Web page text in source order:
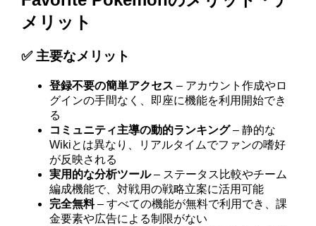
メリット
✅ 主要なメリット
登録不要の簡単アクセス – アカウント作成やロ
グインの手間なく、即座に機能を利用開始でき
る
コミュニティ主導の動的ランキング– 静的な
Wikiとは異なり、リアルタイムでファンの嗜好
が反映される
実用的な分析ツール– ステータス比較やチーム
編成機能で、対戦用の戦略立案に活用可能
完全無料– すべての機能が無料で利用でき、課
金要素や広告による制限がない